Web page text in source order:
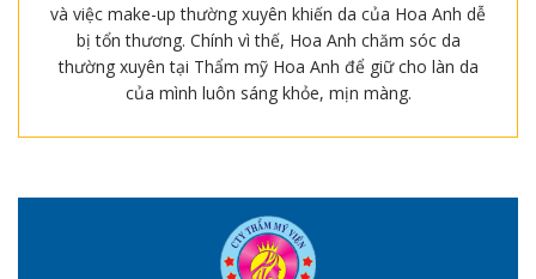
và việc make-up thường xuyên khiến da của Hoa Anh dễ
bị tổn thương. Chính vì thế, Hoa Anh chăm sóc da
thường xuyên tại Thẩm mỹ Hoa Anh để giữ cho làn da
của mình luôn sáng khỏe, mịn màng.